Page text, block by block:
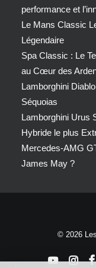
performance et
Le Mans Classic
Légendaire
Spa Classic : Le
au Cœur des
Lamborghini
Séquoias
Lamborghini Urus
Hybride le plus
Mercedes-AMG
James May ?
© 2026